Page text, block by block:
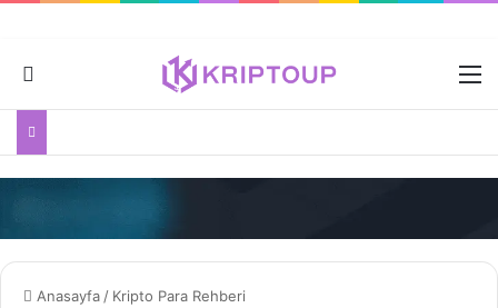
Dış görünümü değiştir
Anasayfa / Kripto Para Rehberi